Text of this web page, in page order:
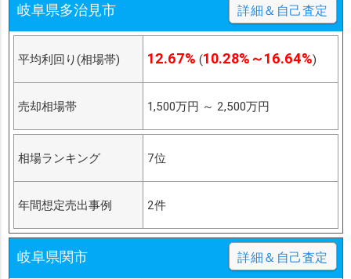
岐阜県多治見市 詳細＆自己査定
平均利回り(相場帯) 12.67% (10.28%～16.64%)
売却相場帯 1,500万円 ～ 2,500万円
相場ランキング 7位
年間想定売出事例 2件
岐阜県関市 詳細＆自己査定